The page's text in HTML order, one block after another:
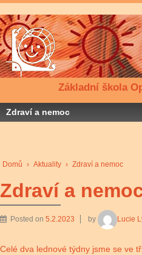
Základní škola
Zdraví a nemoc
Domů › Aktuality › Zdraví a nemoc
Zdraví a
Posted on 5.2.2023 by Lucie
Celé dva lednové týdny jsme se ve